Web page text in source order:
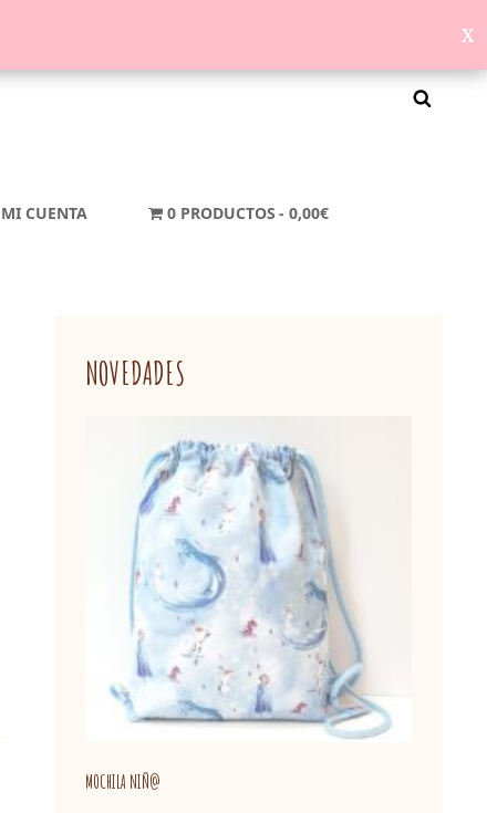
MI CUENTA 0 PRODUCTOS 0,00€
NOVEDADES
MOCHILA NIÑ@